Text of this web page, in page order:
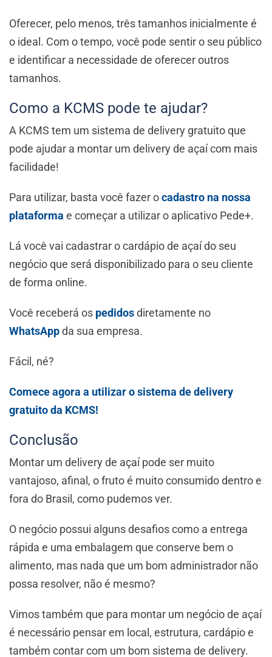
Oferecer, pelo menos, três tamanhos inicialmente é
o ideal. Com o tempo, você pode sentir o seu público
e identificar a necessidade de oferecer outros
tamanhos.
Como a KCMS pode te ajudar?
A KCMS tem um sistema de delivery gratuito que
pode ajudar a montar um delivery de açaí com mais
facilidade!
Para utilizar, basta você fazer ocadastro na nossa
plataforma e começar a utilizar o aplicativo Pede+.
Lá você vai cadastrar o cardápio de açaí do seu
negócio que será disponibilizado para o seu cliente
de forma online.
Você receberá os pedidosdiretamente no
WhatsAppda sua empresa.
Fácil, né?
Comece agora a utilizar o sistema de delivery
gratuito da KCMS!
Conclusão
Montar um delivery de açaí pode ser muito
vantajoso, afinal, o fruto é muito consumido dentro e
fora do Brasil, como pudemos ver.
O negócio possui alguns desafios como a entrega
rápida e uma embalagem que conserve bem o
alimento, mas nada que um bom administrador não
possa resolver, não é mesmo?
Vimos também que para montar um negócio de açaí
é necessário pensar em local, estrutura, cardápio e
também contar com um bom sistema de delivery.